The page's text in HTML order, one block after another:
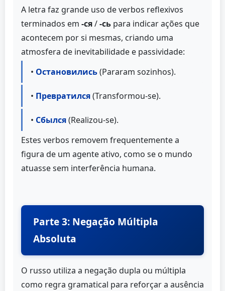
A letra faz grande uso de verbos reflexivos
terminados em -ся/-сь para indicar ações que
acontecem por si mesmas, criando uma
atmosfera de inevitabilidade e passividade:
• Остановились(Pararam sozinhos).
• Превратился(Transformou-se).
• Сбылся(Realizou-se).
Estes verbos removem frequentemente a
figura de um agente ativo, como se o mundo
atuasse sem interferência humana.
Parte 3: Negação Múltipla
Absoluta
O russo utiliza a negação dupla ou múltipla
como regra gramatical para reforçar a ausência